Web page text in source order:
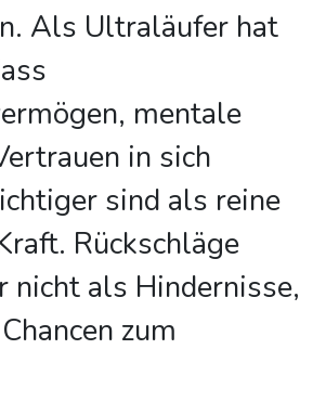
Als Ultraläufer hat
mentale
in sich
sind als reine
Rückschläge
nicht als Hindernisse,
zum